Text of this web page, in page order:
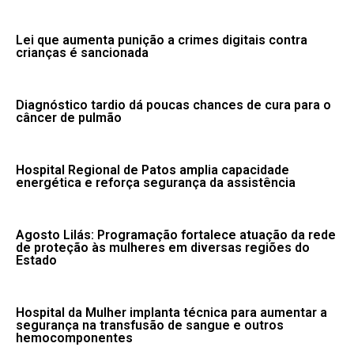
Lei que aumenta punição a crimes digitais contra
crianças é sancionada
Diagnóstico tardio dá poucas chances de cura para o
câncer de pulmão
Hospital Regional de Patos amplia capacidade
energética e reforça segurança da assistência
Agosto Lilás: Programação fortalece atuação da rede
de proteção às mulheres em diversas regiões do
Estado
Hospital da Mulher implanta técnica para aumentar a
segurança na transfusão de sangue e outros
hemocomponentes